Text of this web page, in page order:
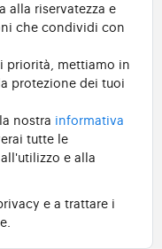
alla riservatezza e
che condividi con
priorità, mettiamo in
protezione dei tuoi
nostra informativa
tutte le
e alla
e a trattare i